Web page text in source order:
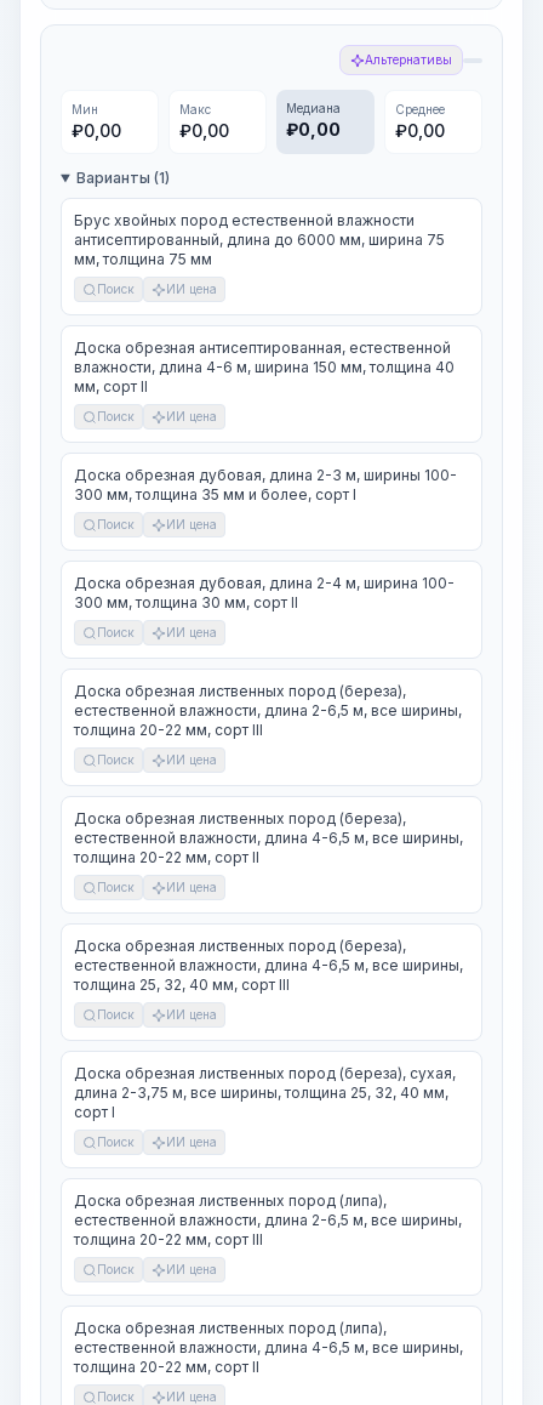
Альтернативы
Мин
₽0,00
Макс
₽0,00
Медиана
₽0,00
Среднее
₽0,00
Варианты (1)
Брус хвойных пород естественной влажности
антисептированный, длина до 6000 мм, ширина 75
мм, толщина 75 мм
Поиск ИИ цена
Доска обрезная антисептированная, естественной
влажности, длина 4-6 м, ширина 150 мм, толщина 40
мм, сорт II
Поиск ИИ цена
Доска обрезная дубовая, длина 2-3 м, ширины 100-
300 мм, толщина 35 мм и более, сорт I
Поиск ИИ цена
Доска обрезная дубовая, длина 2-4 м, ширина 100-
300 мм, толщина 30 мм, сорт II
Поиск ИИ цена
Доска обрезная лиственных пород (береза),
естественной влажности, длина 2-6,5 м, все ширины,
толщина 20-22 мм, сорт III
Поиск ИИ цена
Доска обрезная лиственных пород (береза),
естественной влажности, длина 4-6,5 м, все ширины,
толщина 20-22 мм, сорт II
Поиск ИИ цена
Доска обрезная лиственных пород (береза),
естественной влажности, длина 4-6,5 м, все ширины,
толщина 25, 32, 40 мм, сорт III
Поиск ИИ цена
Доска обрезная лиственных пород (береза), сухая,
длина 2-3,75 м, все ширины, толщина 25, 32, 40 мм,
сорт I
Поиск ИИ цена
Доска обрезная лиственных пород (липа),
естественной влажности, длина 2-6,5 м, все ширины,
толщина 20-22 мм, сорт III
Поиск ИИ цена
Доска обрезная лиственных пород (липа),
естественной влажности, длина 4-6,5 м, все ширины,
толщина 20-22 мм, сорт II
Поиск ИИ цена